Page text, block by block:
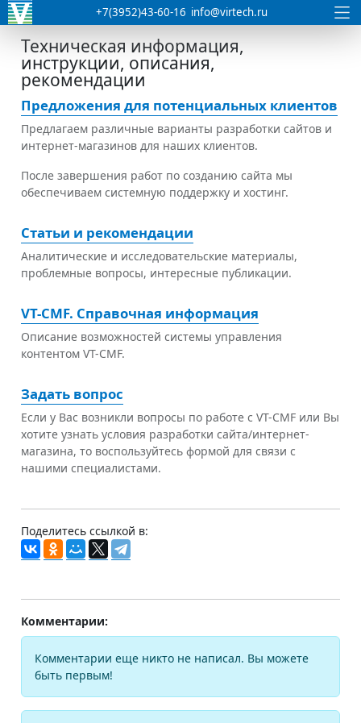
+7(3952)43-60-16 info@virtech.ru
Техническая информация,
инструкции, описания,
рекомендации
Предложения для потенциальных клиентов
Предлагаем различные варианты разработки сайтов и
интернет-магазинов для наших клиентов.
После завершения работ по созданию сайта мы
обеспечиваем системную поддержку и хостинг.
Статьи и рекомендации
Аналитические и исследовательские материалы,
проблемные вопросы, интересные публикации.
VT-CMF. Справочная информация
Описание возможностей системы управления
контентом VT-CMF.
Задать вопрос
Если у Вас возникли вопросы по работе с VT-CMF или Вы
хотите узнать условия разработки сайта/интернет-
магазина, то воспользуйтесь формой для связи с
нашими специалистами.
Поделитесь ссылкой в:
Комментарии:
Комментарии еще никто не написал. Вы можете
быть первым!